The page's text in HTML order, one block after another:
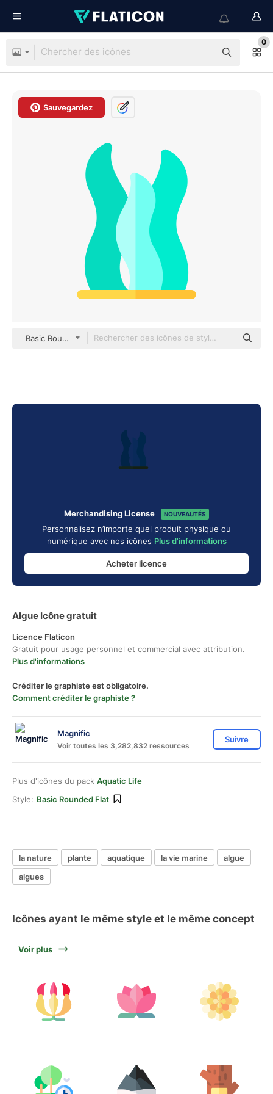
0
Sauvegardez
Basic Rounded Flat
Merchandising License NOUVEAUTÉS
Personnalisez n’importe quel produit physique ou
numérique avec nos icônes Plus d'informations
Acheter licence
Algue Icône gratuit
Licence Flaticon
Gratuit pour usage personnel et commercial avec attribution.
Plus d'informations
Créditer le graphiste est obligatoire.
Comment créditer le graphiste ?
Magnific
Voir toutes les 3,282,832 ressources
Suivre
Plus d'icônes du pack Aquatic Life
Style: Basic Rounded Flat
la nature plante aquatique la vie marine
algue
algues
Icônes ayant le même style et le même concept
Voir plus